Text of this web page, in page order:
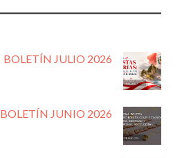
BOLETÍN JULIO 2026
BOLETÍN JUNIO 2026